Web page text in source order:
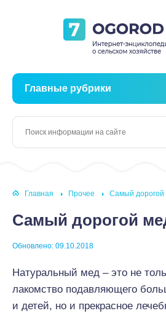
Главные рубрики
Главная Прочее Самый дорогой
Самый дорогой
Обновлено: 09.10.2018
Натуральный мед – это не
лакомство подавляющего
и детей, но и прекрасное